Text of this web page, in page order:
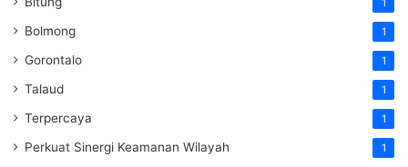
Bolmong 1
Gorontalo 1
Talaud 1
Terpercaya 1
Perkuat Sinergi Keamanan Wilayah 1